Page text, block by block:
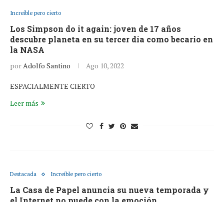
Increíble pero cierto
Los Simpson do it again: joven de 17 años
descubre planeta en su tercer día como becario en
la NASA
porAdolfo Santino Ago 10, 2022
ESPACIALMENTE CIERTO
Leer más
Destacada Increíble pero cierto
La Casa de Papel anuncia su nueva temporada y